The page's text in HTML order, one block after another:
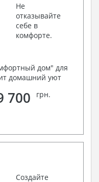
Не
отказывайте
себе в
комфорте.
дом" для
домашний уют
700 грн.
Создайте